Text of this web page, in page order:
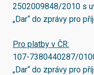
2502009848/2010 s
„Dar“ do zprávy pro
Pro platby v ČR:
107-7380440287/
„Dar“ do zprávy pro